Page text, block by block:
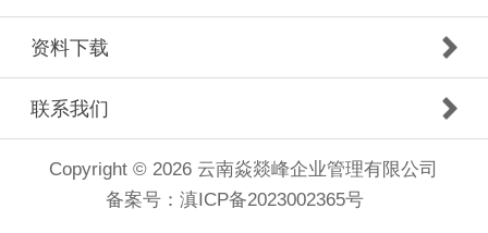
资料下载
联系我们
Copyright © 2026 云南焱燚峰企业管理有限公司
备案号： 滇ICP备2023002365号